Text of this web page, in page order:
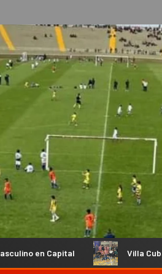
Villa Cubas se coronó